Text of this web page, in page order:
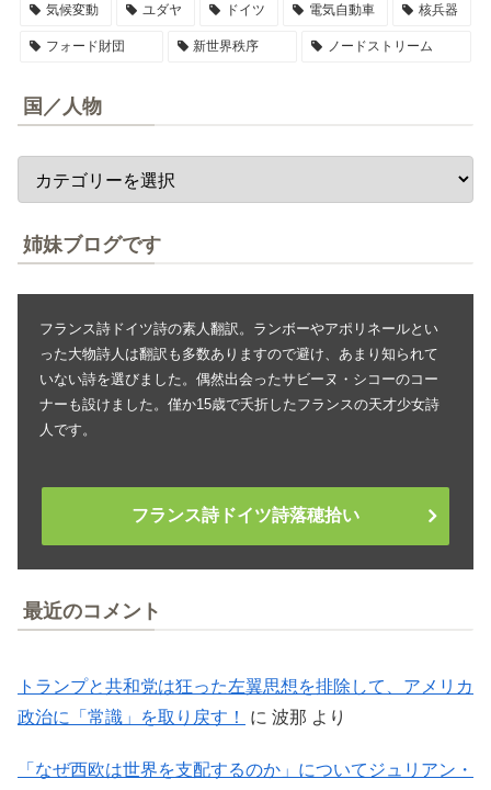
気候変動 ユダヤ ドイツ 電気自動車 核兵器
フォード財団 新世界秩序 ノードストリーム
国／人物
姉妹ブログです
フランス詩ドイツ詩の素人翻訳。ランボーやアポリネールとい
った大物詩人は翻訳も多数ありますので避け、あまり知られて
いない詩を選びました。偶然出会ったサビーヌ・シコーのコー
ナーも設けました。僅か15歳で夭折したフランスの天才少女詩
人です。
フランス詩ドイツ詩落穂拾い
最近のコメント
トランプと共和党は狂った左翼思想を排除して、アメリカ
政治に「常識」を取り戻す！
に 波那 より
「なぜ西欧は世界を支配するのか」についてジュリアン・